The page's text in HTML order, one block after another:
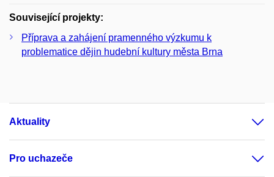
Související projekty:
Příprava a zahájení pramenného výzkumu k
problematice dějin hudební kultury města Brna
Aktuality
Pro uchazeče